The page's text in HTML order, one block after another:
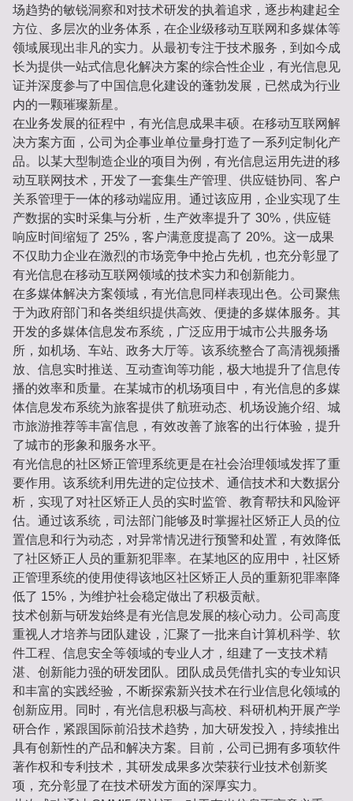
场趋势的敏锐洞察和对技术研发的执着追求，逐步构建起全
方位、多层次的业务体系，在企业级移动互联网和多媒体等
领域展现出非凡的实力。从最初专注于技术服务，到如今成
长为提供一站式信息化解决方案的综合性企业，有光信息见
证并深度参与了中国信息化建设的蓬勃发展，已然成为行业
内的一颗璀璨新星。
在业务发展的征程中，有光信息成果丰硕。在移动互联网解
决方案方面，公司为企事业单位量身打造了一系列定制化产
品。以某大型制造企业的项目为例，有光信息运用先进的移
动互联网技术，开发了一套集生产管理、供应链协同、客户
关系管理于一体的移动端应用。通过该应用，企业实现了生
产数据的实时采集与分析，生产效率提升了 30%，供应链
响应时间缩短了 25%，客户满意度提高了 20%。这一成果
不仅助力企业在激烈的市场竞争中抢占先机，也充分彰显了
有光信息在移动互联网领域的技术实力和创新能力。
在多媒体解决方案领域，有光信息同样表现出色。公司聚焦
于为政府部门和各类组织提供高效、便捷的多媒体服务。其
开发的多媒体信息发布系统，广泛应用于城市公共服务场
所，如机场、车站、政务大厅等。该系统整合了高清视频播
放、信息实时推送、互动查询等功能，极大地提升了信息传
播的效率和质量。在某城市的机场项目中，有光信息的多媒
体信息发布系统为旅客提供了航班动态、机场设施介绍、城
市旅游推荐等丰富信息，有效改善了旅客的出行体验，提升
了城市的形象和服务水平。
有光信息的社区矫正管理系统更是在社会治理领域发挥了重
要作用。该系统利用先进的定位技术、通信技术和大数据分
析，实现了对社区矫正人员的实时监管、教育帮扶和风险评
估。通过该系统，司法部门能够及时掌握社区矫正人员的位
置信息和行为动态，对异常情况进行预警和处置，有效降低
了社区矫正人员的重新犯罪率。在某地区的应用中，社区矫
正管理系统的使用使得该地区社区矫正人员的重新犯罪率降
低了 15%，为维护社会稳定做出了积极贡献。
技术创新与研发始终是有光信息发展的核心动力。公司高度
重视人才培养与团队建设，汇聚了一批来自计算机科学、软
件工程、信息安全等领域的专业人才，组建了一支技术精
湛、创新能力强的研发团队。团队成员凭借扎实的专业知识
和丰富的实践经验，不断探索新兴技术在行业信息化领域的
创新应用。同时，有光信息积极与高校、科研机构开展产学
研合作，紧跟国际前沿技术趋势，加大研发投入，持续推出
具有创新性的产品和解决方案。目前，公司已拥有多项软件
著作权和专利技术，其研发成果多次荣获行业技术创新奖
项，充分彰显了在技术研发方面的深厚实力。